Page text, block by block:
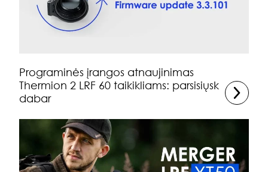
Programinės įrangos atnaujinimas
Thermion 2 LRF 60 taikikliams: parsisiųsk
dabar